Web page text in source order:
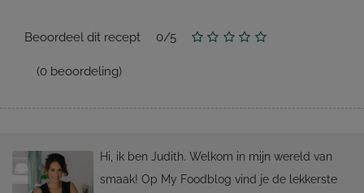
Beoordeel dit recept 0/5
(0 beoordeling)
Hi, ik ben Judith. Welkom in mijn wereld van
smaak! Op My Foodblog vind je de lekkerste